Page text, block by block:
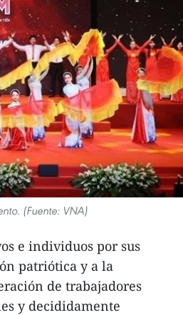
(Fuente: VNA)
e individuos por sus
patriótica y a la
de trabajadores
y decididamente